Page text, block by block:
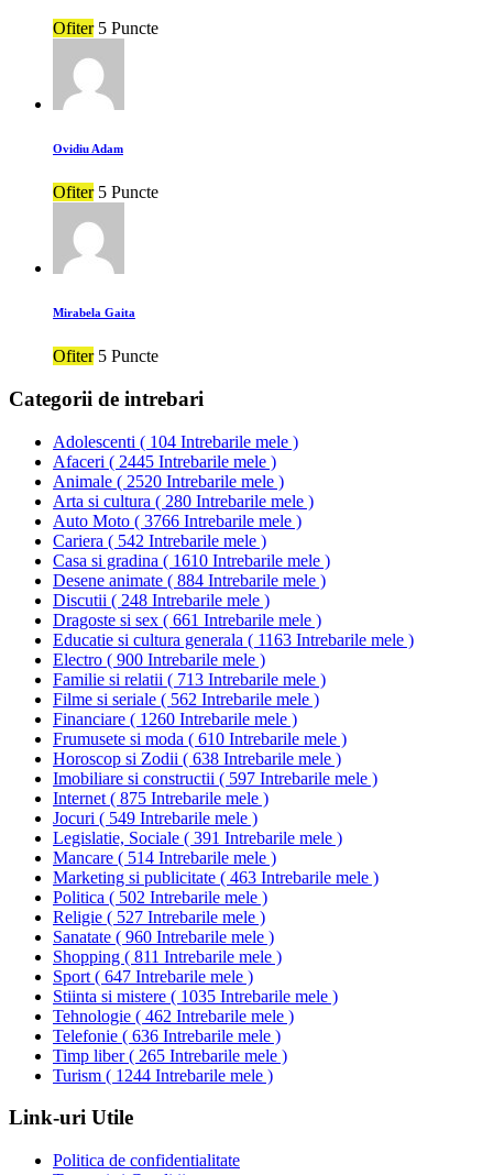
Ofiter 5 Puncte
Ovidiu Adam
Ofiter 5 Puncte
Mirabela Gaita
Ofiter 5 Puncte
Categorii de intrebari
Adolescenti ( 104 Intrebarile mele )
Afaceri ( 2445 Intrebarile mele )
Animale ( 2520 Intrebarile mele )
Arta si cultura ( 280 Intrebarile mele )
Auto Moto ( 3766 Intrebarile mele )
Cariera ( 542 Intrebarile mele )
Casa si gradina ( 1610 Intrebarile mele )
Desene animate ( 884 Intrebarile mele )
Discutii ( 248 Intrebarile mele )
Dragoste si sex ( 661 Intrebarile mele )
Educatie si cultura generala ( 1163 Intrebarile mele )
Electro ( 900 Intrebarile mele )
Familie si relatii ( 713 Intrebarile mele )
Filme si seriale ( 562 Intrebarile mele )
Financiare ( 1260 Intrebarile mele )
Frumusete si moda ( 610 Intrebarile mele )
Horoscop si Zodii ( 638 Intrebarile mele )
Imobiliare si constructii ( 597 Intrebarile mele )
Internet ( 875 Intrebarile mele )
Jocuri ( 549 Intrebarile mele )
Legislatie, Sociale ( 391 Intrebarile mele )
Mancare ( 514 Intrebarile mele )
Marketing si publicitate ( 463 Intrebarile mele )
Politica ( 502 Intrebarile mele )
Religie ( 527 Intrebarile mele )
Sanatate ( 960 Intrebarile mele )
Shopping ( 811 Intrebarile mele )
Sport ( 647 Intrebarile mele )
Stiinta si mistere ( 1035 Intrebarile mele )
Tehnologie ( 462 Intrebarile mele )
Telefonie ( 636 Intrebarile mele )
Timp liber( 265 Intrebarile mele )
Turism ( 1244 Intrebarile mele )
Link-uri Utile
Politica de confidentialitate